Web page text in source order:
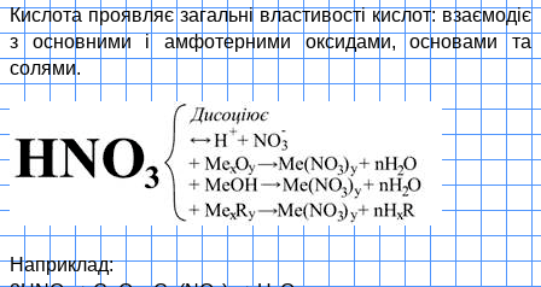
Кислота проявляє загальні властивості кислот: взаємодіє
з основними і амфотерними оксидами, основами та
солями.
Наприклад: